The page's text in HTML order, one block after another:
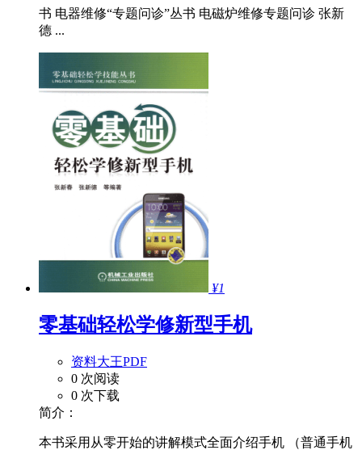
书 电器维修“专题问诊”丛书 电磁炉维修专题问诊 张新
德 ...
¥1
零基础轻松学修新型手机
资料大王PDF
0 次阅读
0 次下载
简介：
本书采用从零开始的讲解模式全面介绍手机 （普通手机